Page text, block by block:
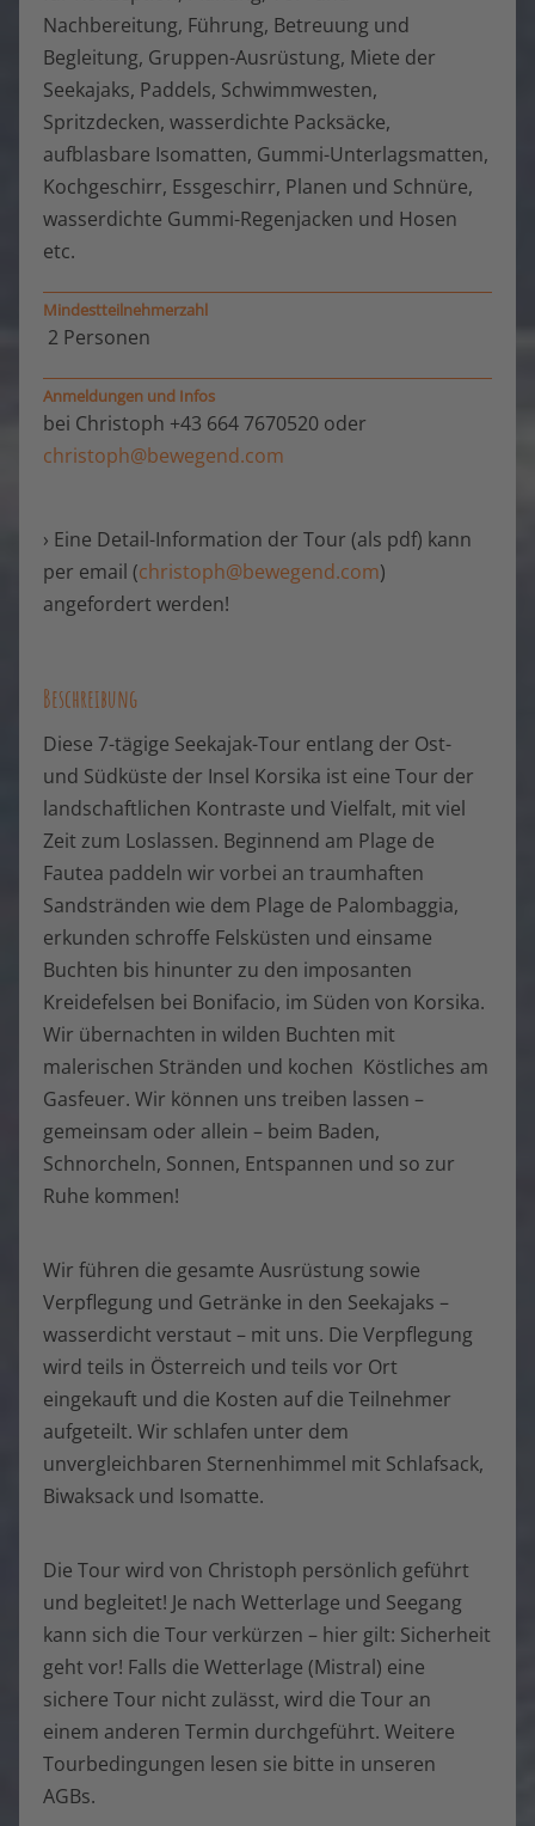
Nachbereitung, Führung, Betreuung und
Begleitung, Gruppen-Ausrüstung, Miete der
Seekajaks, Paddels, Schwimmwesten,
Spritzdecken, wasserdichte Packsäcke,
aufblasbare Isomatten, Gummi-Unterlagsmatten,
Kochgeschirr, Essgeschirr, Planen und Schnüre,
wasserdichte Gummi-Regenjacken und Hosen
etc.
Mindestteilnehmerzahl
2 Personen
Anmeldungen und Infos
bei Christoph +43 664 7670520 oder
christoph@bewegend.com
› Eine Detail-Information der Tour (als pdf) kann
per email (christoph@bewegend.com)
angefordert werden!
Beschreibung
Diese 7-tägige Seekajak-Tour entlang der Ost-
und Südküste der Insel Korsika ist eine Tour der
landschaftlichen Kontraste und Vielfalt, mit viel
Zeit zum Loslassen. Beginnend am Plage de
Fautea paddeln wir vorbei an traumhaften
Sandstränden wie dem Plage de Palombaggia,
erkunden schroffe Felsküsten und einsame
Buchten bis hinunter zu den imposanten
Kreidefelsen bei Bonifacio, im Süden von Korsika.
Wir übernachten in wilden Buchten mit
malerischen Stränden und kochen Köstliches am
Gasfeuer. Wir können uns treiben lassen –
gemeinsam oder allein – beim Baden,
Schnorcheln, Sonnen, Entspannen und so zur
Ruhe kommen!
Wir führen die gesamte Ausrüstung sowie
Verpflegung und Getränke in den Seekajaks –
wasserdicht verstaut – mit uns. Die Verpflegung
wird teils in Österreich und teils vor Ort
eingekauft und die Kosten auf die Teilnehmer
aufgeteilt. Wir schlafen unter dem
unvergleichbaren Sternenhimmel mit Schlafsack,
Biwaksack und Isomatte.
Die Tour wird von Christoph persönlich geführt
und begleitet! Je nach Wetterlage und Seegang
kann sich die Tour verkürzen – hier gilt: Sicherheit
geht vor! Falls die Wetterlage (Mistral) eine
sichere Tour nicht zulässt, wird die Tour an
einem anderen Termin durchgeführt. Weitere
Tourbedingungen lesen sie bitte in unseren
AGBs.